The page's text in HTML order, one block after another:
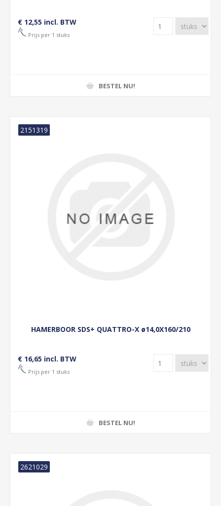
€ 12,55 incl. BTW
Prijs per 1 stuks
BESTEL NU!
HAMERBOOR SDS+ QUATTRO-X ø14,0X160/210
2151319
€ 16,65 incl. BTW
Prijs per 1 stuks
BESTEL NU!
2621029